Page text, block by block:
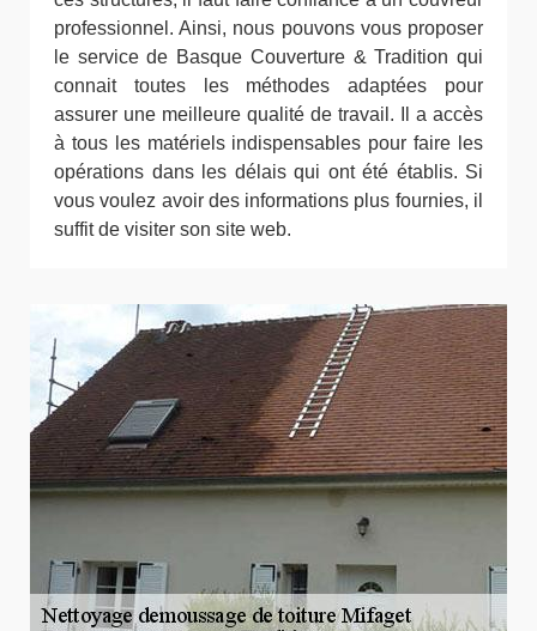
professionnel. Ainsi, nous pouvons vous proposer
le service de Basque Couverture & Tradition qui
connait toutes les méthodes adaptées pour
assurer une meilleure qualité de travail. Il a accès
à tous les matériels indispensables pour faire les
opérations dans les délais qui ont été établis. Si
vous voulez avoir des informations plus fournies, il
suffit de visiter son site web.